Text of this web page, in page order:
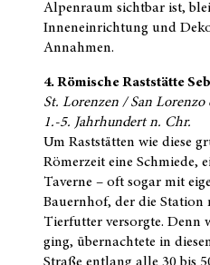
Alpenraum sichtbar ist,
Inneneinrichtung und
Annahmen.
4. Römische Raststätte
St. Lorenzen / San Lorenzo
1.-5. Jahrhundert n. Chr.
Um Raststätten wie diese
Römerzeit eine Schmiede,
Taverne – oft sogar mit
Bauernhof, der die Station
Tierfutter versorgte. Denn
ging, übernachtete in